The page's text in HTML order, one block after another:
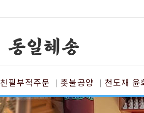
친필부적주문 촛불공양 천도재 윤